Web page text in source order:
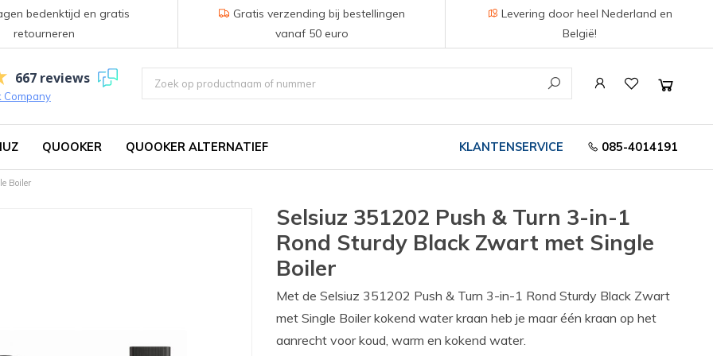
bedenktijd en gratis
retourneren
Gratis verzending bij bestellingen
vanaf 50 euro
Levering door heel Nederland en
België!
667 reviews
Company
QUOOKER QUOOKER ALTERNATIEF 085-4014191
KLANTENSERVICE
Boiler
Selsiuz 351202 Push & Turn 3-in-1
Rond Sturdy Black Zwart met Single
Boiler
Met de Selsiuz 351202 Push & Turn 3-in-1 Rond Sturdy Black Zwart
met Single Boiler kokend water kraan heb je maar één kraan op het
aanrecht voor koud, warm en kokend water.